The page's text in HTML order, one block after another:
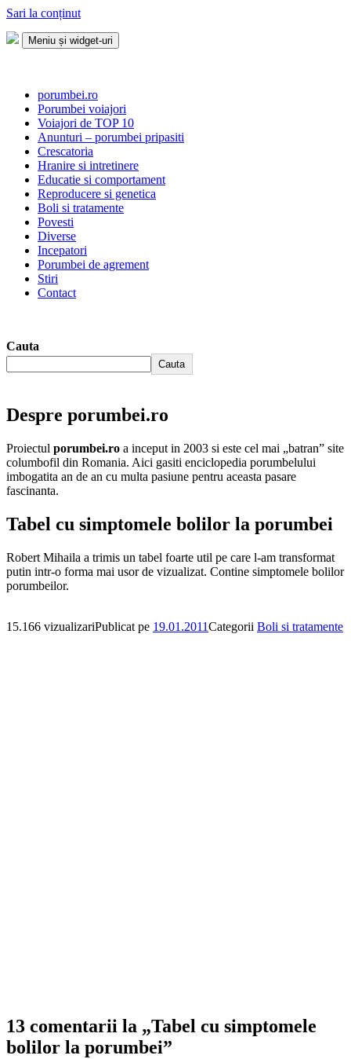
Sari la conținut
Meniu și widget-uri
porumbei.ro
Porumbei voiajori
Voiajori de TOP 10
Anunturi – porumbei pripasiti
Crescatoria
Hranire si intretinere
Educatie si comportament
Reproducere si genetica
Boli si tratamente
Povesti
Diverse
Incepatori
Porumbei de agrement
Stiri
Contact
Cauta
Cauta
Despre porumbei.ro
Proiectul porumbei.ro a inceput in 2003 si este cel mai „batran” site
columbofil din Romania. Aici gasiti enciclopedia porumbelului
imbogatita an de an cu multa pasiune pentru aceasta pasare
fascinanta.
Tabel cu simptomele bolilor la porumbei
Robert Mihaila a trimis un tabel foarte util pe care l-am transformat
putin intr-o forma mai usor de vizualizat. Contine simptomele bolilor
porumbeilor.
15.166 vizualizariPublicat pe 19.01.2011Categorii Boli si tratamente
13 comentarii la „Tabel cu simptomele
bolilor la porumbei”